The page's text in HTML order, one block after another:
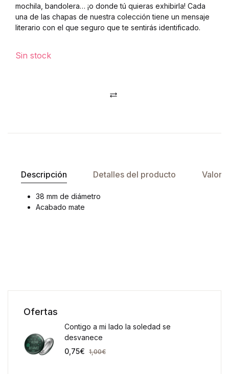
mochila, bandolera… ¡o donde tú quieras exhibirla! Cada
una de las chapas de nuestra colección tiene un mensaje
literario con el que seguro que te sentirás identificado.
Sin stock
Descripción Detalles del producto
38 mm de diámetro
Acabado mate
Ofertas
Contigo a mi lado la soledad se
desvanece
0,75€ 1,00€